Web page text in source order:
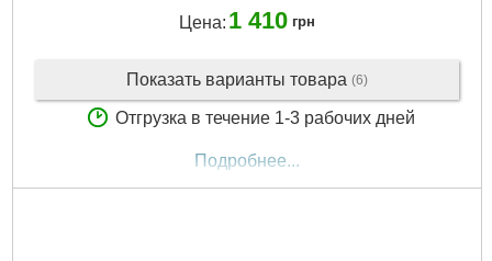
Цена: 1 410 грн
Показать варианты товара (6)
Отгрузка в течение 1-3 рабочих дней
Подробнее...